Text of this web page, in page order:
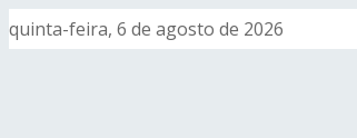
quinta-feira, 6 de agosto de 2026